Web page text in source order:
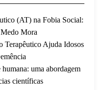
(AT) na Fobia Social:
Mora
Terapêutico Ajuda Idosos
uma abordagem
científicas